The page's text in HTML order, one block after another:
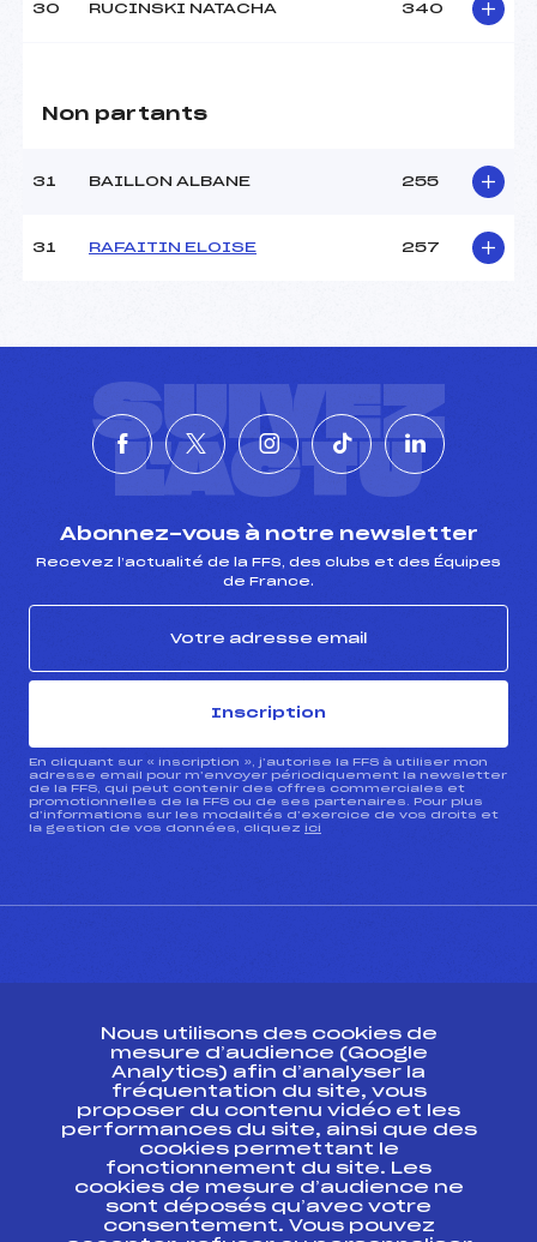
30 RUCINSKI NATACHA 340
Non partants
31 BAILLON ALBANE 255
31 RAFAITIN ELOISE 257
SUIVEZ
L'ACTU
Abonnez-vous à notre newsletter
Recevez l’actualité de la FFS, des clubs et des Équipes
de France.
Inscription
En cliquant sur « inscription », j’autorise la FFS à utiliser mon
adresse email pour m’envoyer périodiquement la newsletter
de la FFS, qui peut contenir des offres commerciales et
promotionnelles de la FFS ou de ses partenaires. Pour plus
d’informations sur les modalités d’exercice de vos droits et
la gestion de vos données, cliquez ici
Ressources
Pass’Neige
Projet sportif fédéral
Projet de performance fédéral
Antidopage
Nous utilisons des cookies de
mesure d’audience (Google
Analytics) afin d’analyser la
fréquentation du site, vous
proposer du contenu vidéo et les
performances du site, ainsi que des
cookies permettant le
fonctionnement du site. Les
cookies de mesure d’audience ne
sont déposés qu’avec votre
consentement. Vous pouvez